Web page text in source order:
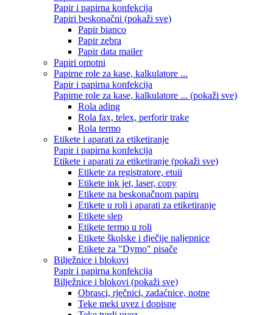
Papir i papirna konfekcija
Papiri beskonačni (pokaži sve)
Papir bianco
Papir zebra
Papir data mailer
Papiri omotni
Papirne role za kase, kalkulatore ...
Papir i papirna konfekcija
Papirne role za kase, kalkulatore ... (pokaži sve)
Rola ading
Rola fax, telex, perforir trake
Rola termo
Etikete i aparati za etiketiranje
Papir i papirna konfekcija
Etikete i aparati za etiketiranje (pokaži sve)
Etikete za registratore, etuii
Etikete ink jet, laser, copy
Etikete na beskonačnom papiru
Etikete u roli i aparati za etiketiranje
Etikete slep
Etikete termo u roli
Etikete školske i dječije naljepnice
Etikete za "Dymo" pisače
Bilježnice i blokovi
Papir i papirna konfekcija
Bilježnice i blokovi (pokaži sve)
Obrasci, rječnici, zadaćnice, notne
Teke meki uvez i dopisne